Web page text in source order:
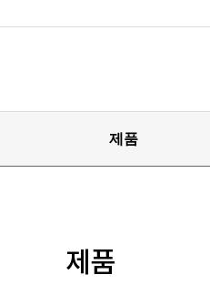
제품